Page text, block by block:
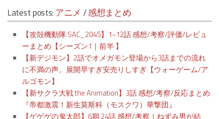
Latest posts: アニメ /感想まとめ
【攻殻機動隊 SAC_2045】1~12話 感想/考察/評価/レビュ
ーまとめ【シーズン1｜前半 】
【新デジモン】2話でオメガモン登場から3話までの流れ
に不満の声。展開早すぎ安売りしすぎ【ウォーゲーム/ア
ルゴモン】
【新サクラ大戦 the Animation】3話 感想/考察/反応まとめ
『帝都激震！新生莫斯科（モスクワ）華撃団』
【ゲゲゲの鬼太郎】6期 24話 感想/考察｜ねずみ男が結